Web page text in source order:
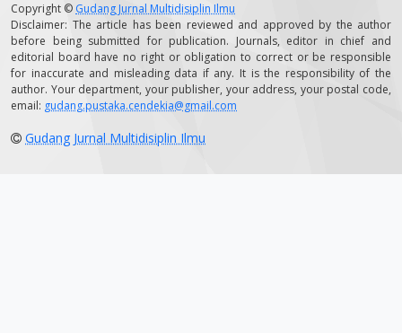
Copyright © Gudang Jurnal Multidisiplin Ilmu
Disclaimer: The article has been reviewed and approved by the author
before being submitted for publication. Journals, editor in chief and
editorial board have no right or obligation to correct or be responsible
for inaccurate and misleading data if any. It is the responsibility of the
author. Your department, your publisher, your address, your postal code,
email: gudang.pustaka.cendekia@gmail.com
Gudang Jurnal Multidisiplin Ilmu